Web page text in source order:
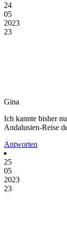
24
05
2023
23
Gina
Ich kannte bisher
Andalusien-Reise
Antworten
25
05
2023
23